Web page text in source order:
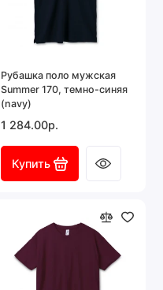
Рубашка поло мужская
Summer 170, темно-синяя
(navy)
1 284.00р.
Купить